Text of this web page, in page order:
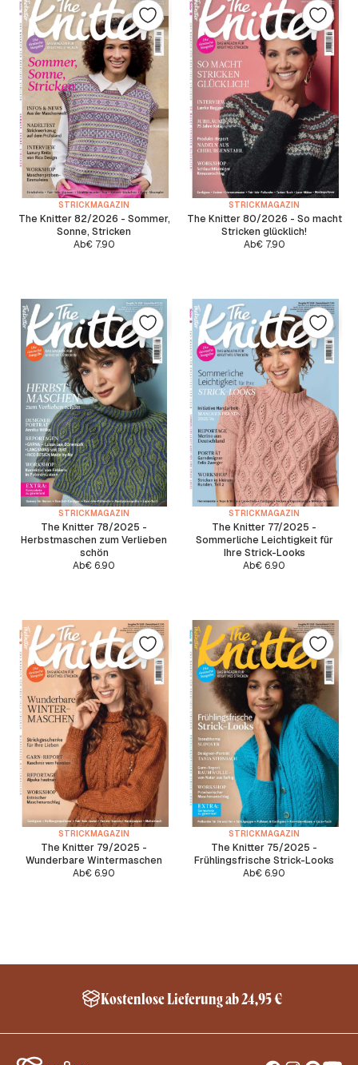
STRICKMAGAZIN
The Knitter 82/2026 - Sommer,
Sonne, Stricken
Ab€7.90
STRICKMAGAZIN
The Knitter 80/2026 - So macht
Stricken glücklich!
Ab€7.90
STRICKMAGAZIN
The Knitter 78/2025 -
Herbstmaschen zum Verlieben
schön
Ab€ 6.90
STRICKMAGAZIN
The Knitter 77/2025 -
Sommerliche Leichtigkeit für
Ihre Strick-Looks
Ab€ 6.90
STRICKMAGAZIN
The Knitter 79/2025 -
Wunderbare Wintermaschen
Ab€ 6.90
STRICKMAGAZIN
The Knitter 75/2025 -
Frühlingsfrische Strick-Looks
Ab€ 6.90
Kostenlose Lieferung ab 24,95 €